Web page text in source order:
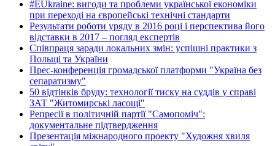
#EUkraine: вигоди та проблеми української економіки
при переході на європейські технічні стандарти
Результати роботи уряду в 2016 році і перспектива його
відставки в 2017 – погляд експертів
Співпраця заради локальних змін: успішні практики з
Польщі та України
Прес-конференція громадської платформи "Україна без
сепаратизму"
50 відтінків бруду: технології тиску на суддів у справі
ЗАТ "Житомирські ласощі"
Репресії в політичній партії "Самопоміч":
документальне підтвердження
Презентація міжнародного проекту "Художня хвиля